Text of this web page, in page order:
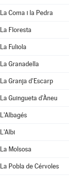
La Coma i la Pedra
La Floresta
La Fuliola
La Granadella
La Granja d'Escarp
La Guingueta d'Àneu
L'Albagés
L'Albi
La Molsosa
La Pobla de Cérvoles